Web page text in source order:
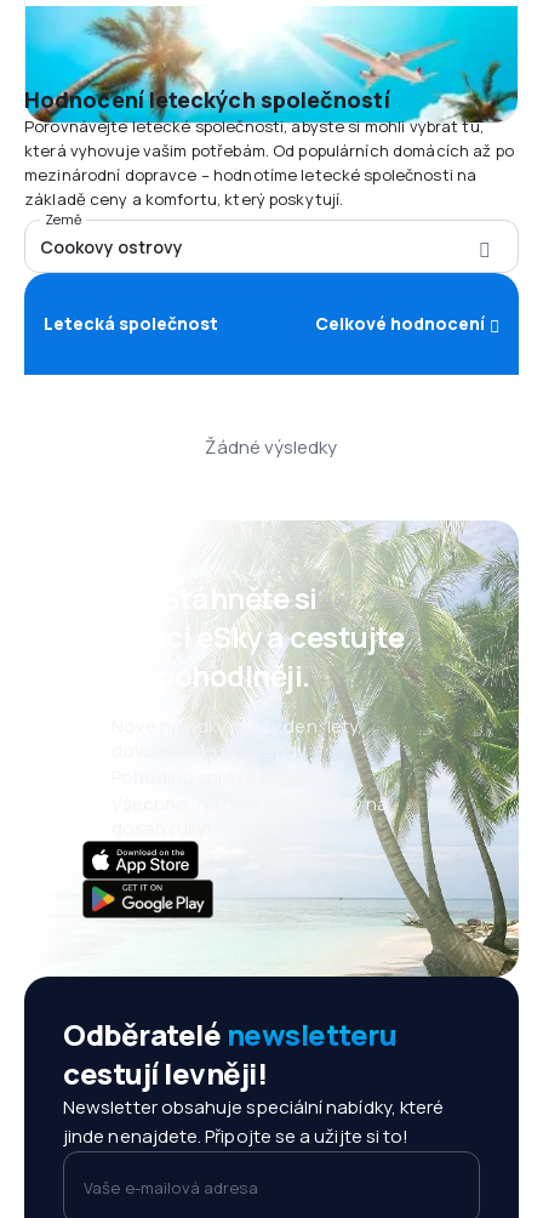
Hodnocení leteckých společností
Porovnávejte letecké společnosti, abyste si mohli vybrat tu,
která vyhovuje vašim potřebám. Od populárních domácích až po
mezinárodní dopravce – hodnotíme letecké společnosti na
základě ceny a komfortu, který poskytují.
Země
Cookovy ostrovy
Letecká společnost Celkové hodnocení
Žádné výsledky
Psst! Stáhněte si
aplikaci eSky a cestujte
ještě pohodlněji.
Nové nabídky každý den: lety,
dovolené, eurovíkendy
Všechno, na čem záleží, vždy na
Odběratelé newsletteru
cestují levněji!
Newsletter obsahuje speciální nabídky, které
jinde nenajdete. Připojte se a užijte si to!
Vaše e-mailová adresa